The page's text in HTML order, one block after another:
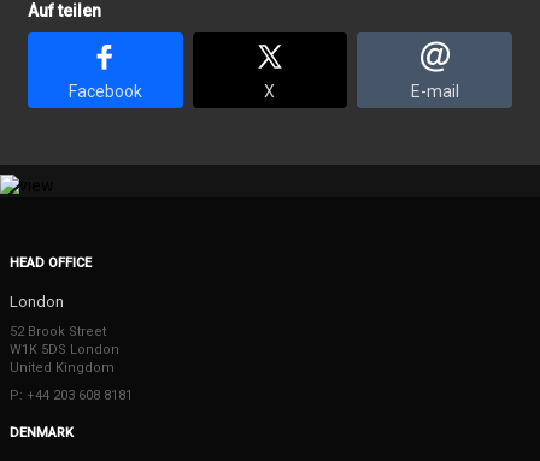
Auf teilen
Facebook X E-mail
HEAD OFFICE
London
52 Brook Street
W1K 5DS London
United Kingdom
P: +44 203 608 8181
DENMARK